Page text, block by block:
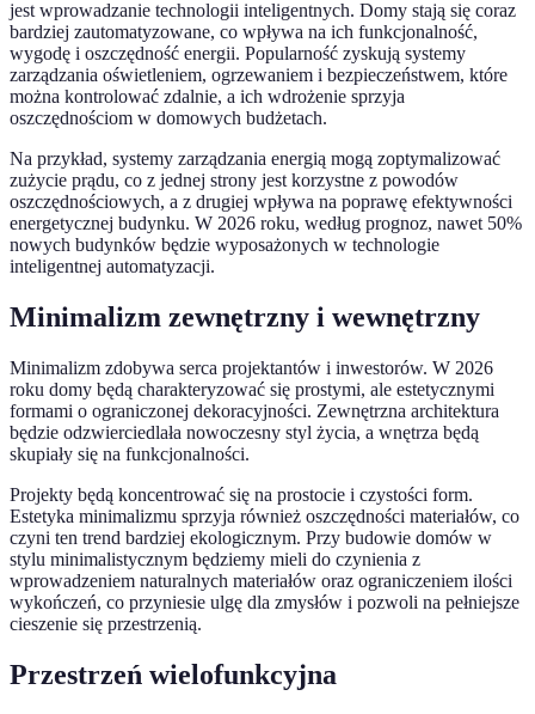
jest wprowadzanie technologii inteligentnych. Domy stają się coraz
bardziej zautomatyzowane, co wpływa na ich funkcjonalność,
wygodę i oszczędność energii. Popularność zyskują systemy
zarządzania oświetleniem, ogrzewaniem i bezpieczeństwem, które
można kontrolować zdalnie, a ich wdrożenie sprzyja
oszczędnościom w domowych budżetach.
Na przykład, systemy zarządzania energią mogą zoptymalizować
zużycie prądu, co z jednej strony jest korzystne z powodów
oszczędnościowych, a z drugiej wpływa na poprawę efektywności
energetycznej budynku. W 2026 roku, według prognoz, nawet 50%
nowych budynków będzie wyposażonych w technologie
inteligentnej automatyzacji.
Minimalizm zewnętrzny i wewnętrzny
Minimalizm zdobywa serca projektantów i inwestorów. W 2026
roku domy będą charakteryzować się prostymi, ale estetycznymi
formami o ograniczonej dekoracyjności. Zewnętrzna architektura
będzie odzwierciedlała nowoczesny styl życia, a wnętrza będą
skupiały się na funkcjonalności.
Projekty będą koncentrować się na prostocie i czystości form.
Estetyka minimalizmu sprzyja również oszczędności materiałów, co
czyni ten trend bardziej ekologicznym. Przy budowie domów w
stylu minimalistycznym będziemy mieli do czynienia z
wprowadzeniem naturalnych materiałów oraz ograniczeniem ilości
wykończeń, co przyniesie ulgę dla zmysłów i pozwoli na pełniejsze
cieszenie się przestrzenią.
Przestrzeń wielofunkcyjna